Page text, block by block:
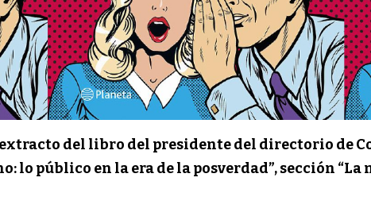
del libro del presidente del directorio de
lo público en la era de la posverdad”, sección